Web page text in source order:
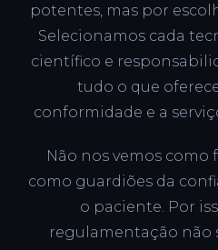
potentes, mas por
Selecionamos cada
científico e
tudo o que
conformidade e a
Não nos vemos como
como guardiões da
o paciente. Por
regulamentação não